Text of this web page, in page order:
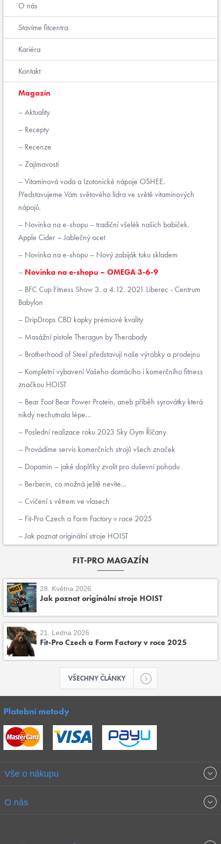
O nás
Stavíme fitcentra
Kariéra
Kontakt
Magazín
Aktuality
Recepty
Recenze
Zajímavosti
Vitaminová voda a Izotonické nápoje OSHEE.
Představujeme Vám světového lídra ve světě vitaminových
nápojů.
Novinka na e-shopu – tradiční všelék našich babiček.
Apple Cider – Jablečný ocet
Novinka na e-shopu – Nový zabiják tuku skladem
Novinka na e-shopu – OMEGA 3-6-9
BFC Cup Fitness Show 3. a 4.12. 2021 Liberec - Centrum
Babylon
DripDrops CBD kapky prémiové kvality
Masážní pistole Theragun by Therabody
Brotherhood of Steel představují naše výrobky a prodejnu
Kompletní vybavení Vašeho domácího i komerčního fitness
značkou HOIST
Bear Foot Bear Power Protein, aneb příběh syrovátky která
nikdy nechutnala lépe...
Poslední realizace roku 2023 Sky Gym Říčany
Provádíme servis komerčních strojů všech značek
Dopamin – jaké doplňky zvolit pro duševní pohodu
Berberin, co možná ještě nevíte...
Cvičení s větrem ve vlasech
Fit-Pro Czech a Form Factory v roce 2025
Jak poznat originální stroje HOIST
FIT-PRO MAGAZÍN
28. Května 2026
Jak poznat originální stroje HOIST
21. Ledna 2026
Fit-Pro Czech a Form Factory v roce 2025
VŠECHNY ČLÁNKY
Platební metody
Vše o nákupu
Obchodní podmínky
O nás